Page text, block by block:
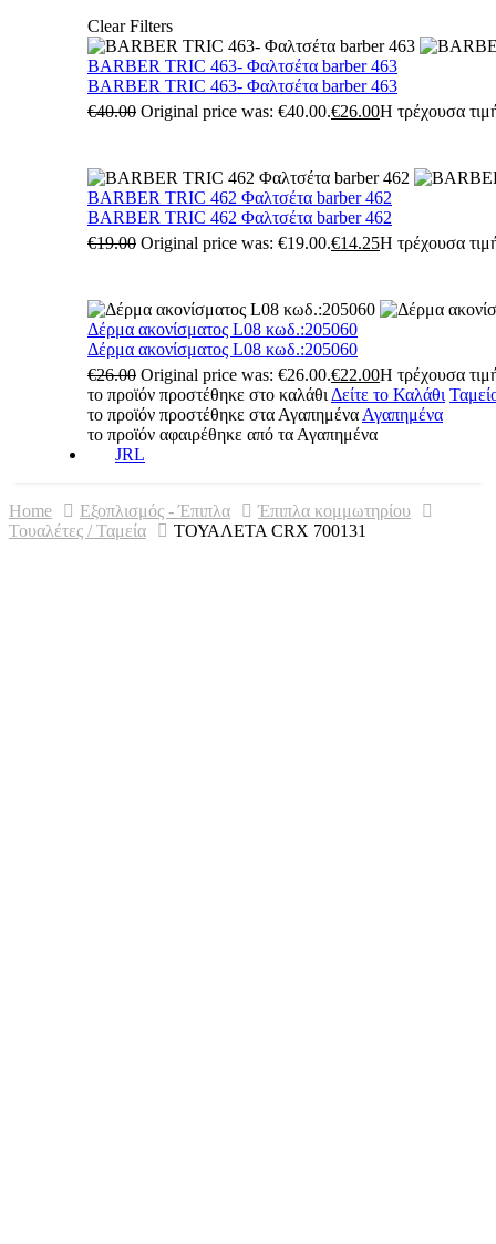
Clear Filters
BARBER TRIC 463- Φαλτσέτα barber 463
BARBER TRIC 463- Φαλτσέτα barber 463
€40.00 Original price was: €40.00.€26.00Η τρέχουσα
BARBER TRIC 462 Φαλτσέτα barber 462
BARBER TRIC 462 Φαλτσέτα barber 462
€19.00 Original price was: €19.00.€14.25Η τρέχουσα
Δέρμα ακονίσματος L08 κωδ.:205060
Δέρμα ακονίσματος L08 κωδ.:205060
€26.00 Original price was: €26.00.€22.00Η τρέχουσα
το προϊόν προστέθηκε στο καλάθι Δείτε το Καλάθι
το προϊόν προστέθηκε στα Αγαπημένα Αγαπημένα
το προϊόν αφαιρέθηκε από τα Αγαπημένα
JRL
Home Εξοπλισμός - Έπιπλα
Έπιπλα κομμωτηρίου
Τουαλέτες / Ταμεία
ΤΟΥΑΛΕΤΑ CRX 700131